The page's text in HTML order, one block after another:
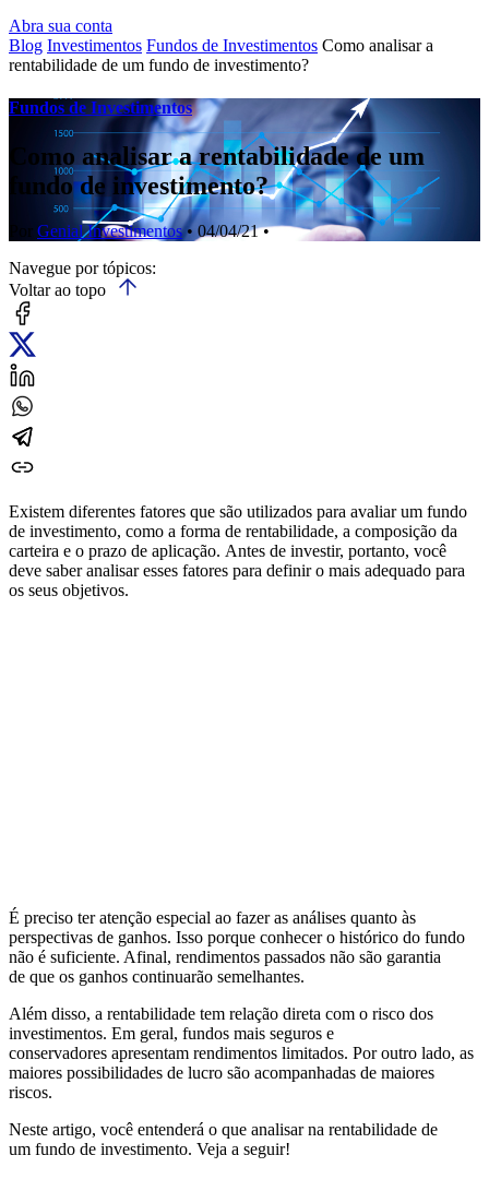
Abra sua conta
Blog Investimentos Fundos de Investimentos Como analisar a
rentabilidade de um fundo de investimento?
Fundos de Investimentos
Como analisar a rentabilidade de um
fundo de investimento?
Por Genial Investimentos• 04/04/21 •
Navegue por tópicos:
Voltar ao topo
Existem diferentes fatores que são utilizados para avaliar um fundo
de investimento, como a forma de rentabilidade, a composição da
carteira e o prazo de aplicação. Antes de investir, portanto, você
deve saber analisar esses fatores para definir o mais adequado para
os seus objetivos.
É preciso ter atenção especial ao fazer as análises quanto às
perspectivas de ganhos. Isso porque conhecer o histórico do fundo
não é suficiente. Afinal, rendimentos passados não são garantia
de que os ganhos continuarão semelhantes.
Além disso, a rentabilidade tem relação direta com o risco dos
investimentos. Em geral, fundos mais seguros e
conservadores apresentam rendimentos limitados. Por outro lado, as
maiores possibilidades de lucro são acompanhadas de maiores
riscos.
Neste artigo, você entenderá o que analisar na rentabilidade de
um fundo de investimento. Veja a seguir!